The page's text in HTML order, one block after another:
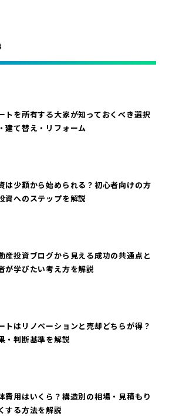
トを所有する大家が知っておくべき選択
建て替え・リフォーム
は少額から始められる？初心者向けの方
資へのステップを解説
産投資ブログから見える成功の共通点と
が学びたい考え方を解説
トはリノベーションと売却どちらが得？
・判断基準を解説
費用はいくら？構造別の相場・見積もり
する方法を解説